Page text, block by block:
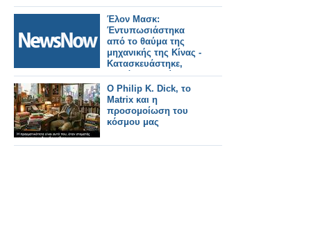
Έλον Μασκ:
Έντυπωσιάστηκα
από το θαύμα της
μηχανικής της Κίνας -
Κατασκευάστηκε,
κοντά στο Πεκίνο, σε
2 χρόνια ο
μεγαλύτερος
σιδηροδρομικός
σταθμός του κόσμου.
Ο Philip K. Dick, το
Matrix και η
προσομοίωση του
κόσμου μας